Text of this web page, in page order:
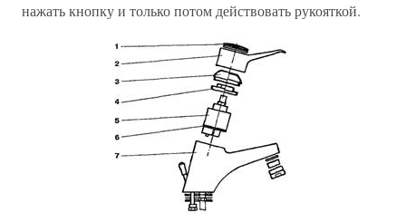
нажать кнопку и только потом действовать рукояткой.